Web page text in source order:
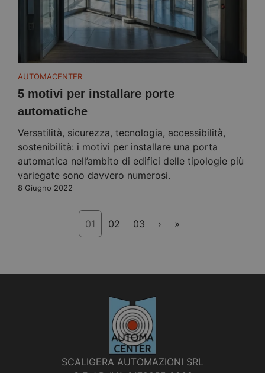
AUTOMACENTER
5 motivi per installare porte
automatiche
Versatilità, sicurezza, tecnologia, accessibilità,
sostenibilità: i motivi per installare una porta
automatica nell’ambito di edifici delle tipologie più
variegate sono davvero numerosi.
8 Giugno 2022
01 02 03 › »
SCALIGERA AUTOMAZIONI SRL